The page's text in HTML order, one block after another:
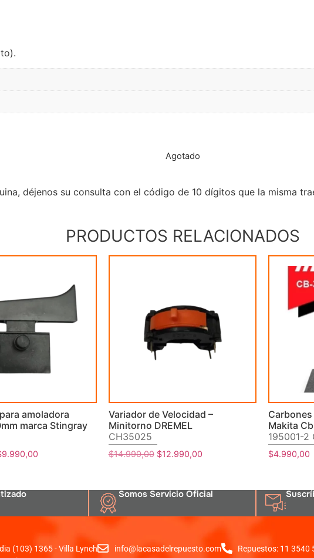
Agotado
déjenos su consulta con el código de 10 dígitos que la misma
PRODUCTOS RELACIONADOS
amoladora
marca Stingray
9.990,00
Variador de Velocidad –
Minitorno DREMEL
CH35025
$14.990,00 $12.990,00
Makita
195001-2
$4.990,00
Somos Servicio Oficial
(103) 1365 - Villa Lynch
info@lacasadelrepuesto.com
Repuestos: 11 3540